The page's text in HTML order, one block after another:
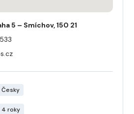
5 – Smíchov, 150 21
Česky
4 roky